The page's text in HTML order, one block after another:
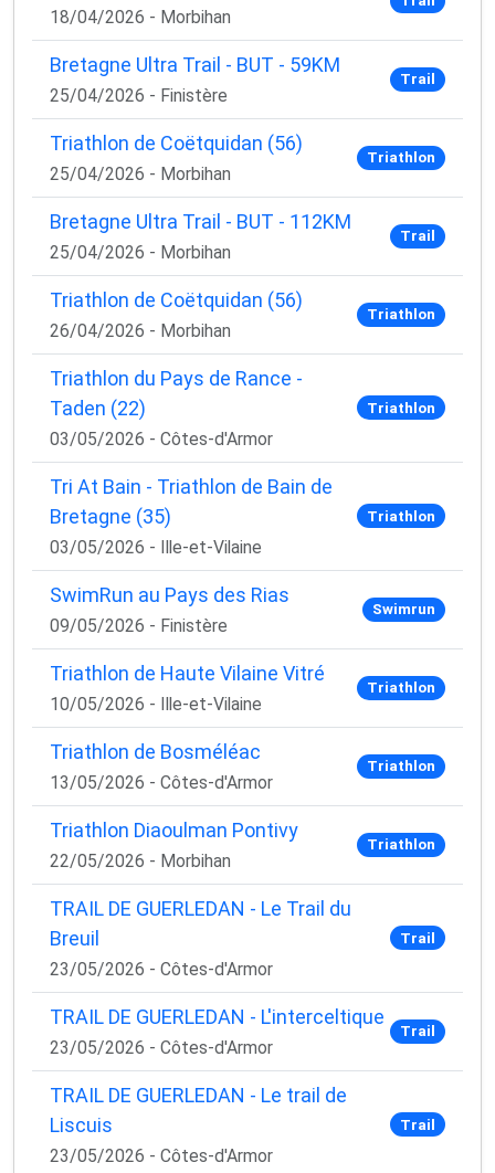
18/04/2026 - Morbihan
Bretagne Ultra Trail - BUT - 59KM
25/04/2026 - Finistère
Trail
Triathlon de Coëtquidan (56)
25/04/2026 - Morbihan
Triathlon
Bretagne Ultra Trail - BUT - 112KM
25/04/2026 - Morbihan
Trail
Triathlon de Coëtquidan (56)
26/04/2026 - Morbihan
Triathlon
Triathlon du Pays de Rance -
Taden (22)
03/05/2026 - Côtes-d'Armor
Triathlon
Tri At Bain - Triathlon de Bain de
Bretagne (35)
03/05/2026 - Ille-et-Vilaine
Triathlon
SwimRun au Pays des Rias
09/05/2026 - Finistère
Swimrun
Triathlon de Haute Vilaine Vitré
10/05/2026 - Ille-et-Vilaine
Triathlon
Triathlon de Bosméléac
13/05/2026 - Côtes-d'Armor
Triathlon
Triathlon Diaoulman Pontivy
22/05/2026 - Morbihan
Triathlon
TRAIL DE GUERLEDAN - Le Trail du
Breuil
23/05/2026 - Côtes-d'Armor
Trail
TRAIL DE GUERLEDAN - L'interceltique
23/05/2026 - Côtes-d'Armor
Trail
TRAIL DE GUERLEDAN - Le trail de
Liscuis
23/05/2026 - Côtes-d'Armor
Trail